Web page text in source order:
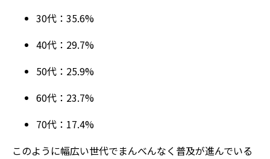
30代：35.6%
40代：29.7%
50代：25.9%
60代：23.7%
70代：17.4%
このように幅広い世代でまんべんなく普及が進んでいる